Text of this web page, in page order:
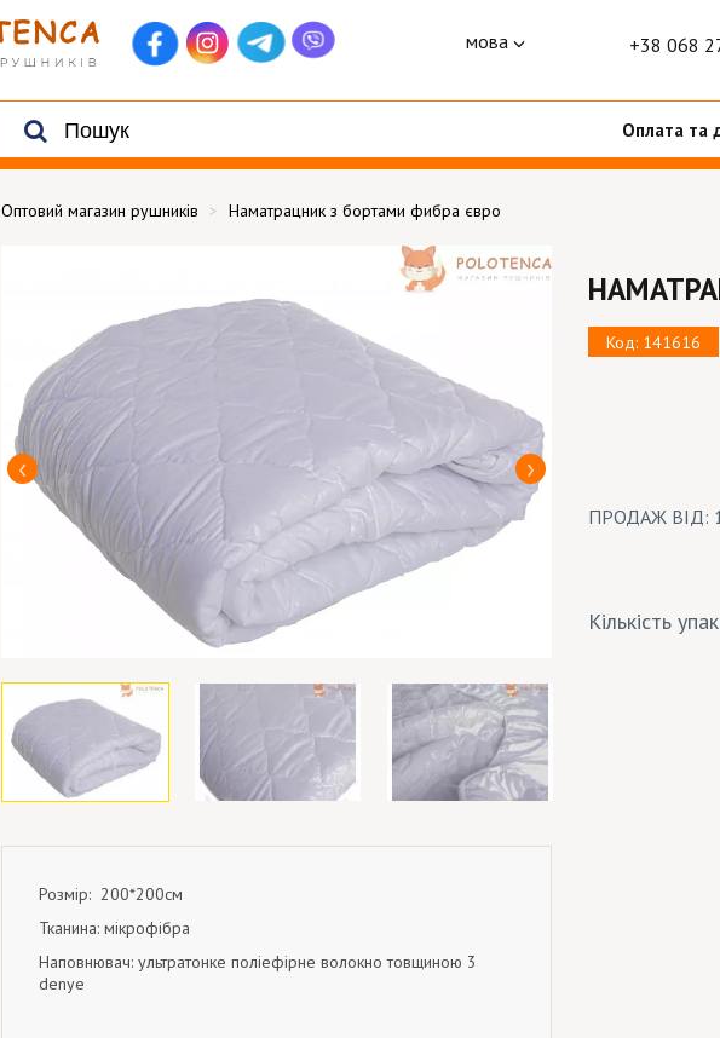
мова +38 068
Оплата та
Оптовий магазин рушників Наматрацник з бортами фибра євро
Розмір: 200*200см
Тканина: мікрофібра
Наповнювач: ультратонке поліефірне волокно товщиною 3
denye
Код: 141616
ПРОДАЖ ВІД:
Кількість